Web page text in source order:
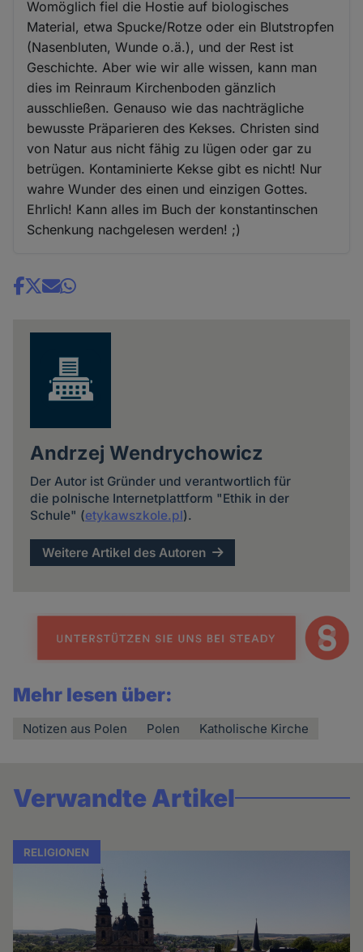
Womöglich fiel die Hostie auf biologisches
Material, etwa Spucke/Rotze oder ein Blutstropfen
(Nasenbluten, Wunde o.ä.), und der Rest ist
Geschichte. Aber wie wir alle wissen, kann man
dies im Reinraum Kirchenboden gänzlich
ausschließen. Genauso wie das nachträgliche
bewusste Präparieren des Kekses. Christen sind
von Natur aus nicht fähig zu lügen oder gar zu
betrügen. Kontaminierte Kekse gibt es nicht! Nur
wahre Wunder des einen und einzigen Gottes.
Ehrlich! Kann alles im Buch der konstantinschen
Schenkung nachgelesen werden! ;)
Share
Andrzej Wendrychowicz
Der Autor ist Gründer und verantwortlich für
die polnische Internetplattform "Ethik in der
Schule" (etykawszkole.pl).
Weitere Artikel des Autoren
Mehr lesen über:
Notizen aus Polen Polen Katholische Kirche
Verwandte Artikel
RELIGIONEN